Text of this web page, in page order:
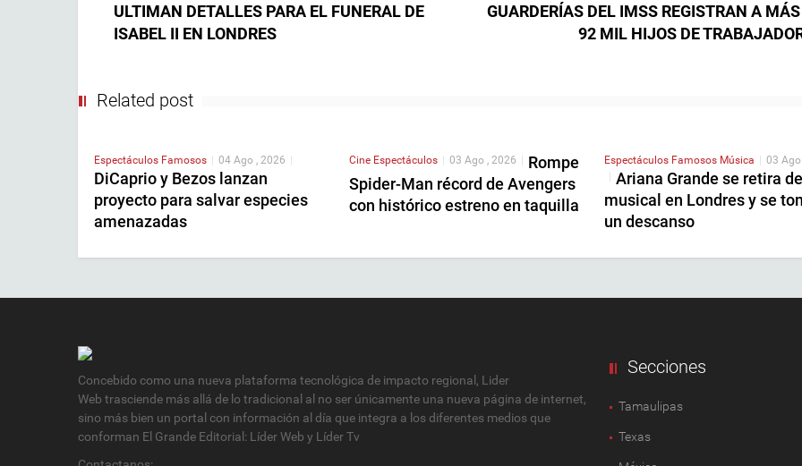
ULTIMAN DETALLES PARA EL FUNERAL DE
ISABEL II EN LONDRES
GUARDERÍAS DEL IMSS REGISTRAN A
92 MIL HIJOS DE
Related post
Espectáculos Famosos | 04 Ago , 2026 |
DiCaprio y Bezos lanzan
proyecto para salvar especies
amenazadas
Cine Espectáculos | 03 Ago , 2026 | Rompe
Spider-Man récord de Avengers
con histórico estreno en taquilla
Espectáculos Famosos Música | 03
| Ariana Grande se retira
musical en Londres y se
un descanso
Concebido como una nueva plataforma tecnológica de impacto regional, Lider
Web trasciende más allá de lo tradicional al no ser únicamente una nueva página de internet,
sino más bien un portal con información al día que integra a los diferentes medios que
conforman El Grande Editorial: Líder Web y Líder Tv
Secciones
Tamaulipas
Texas